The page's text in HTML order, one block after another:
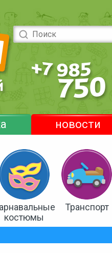
новости
костюмы
Транспорт